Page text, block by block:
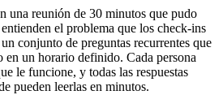
una reunión de 30 minutos que pudo
el problema que los check-ins
conjunto de preguntas recurrentes que
un horario definido. Cada persona
le funcione, y todas las respuestas
pueden leerlas en minutos.